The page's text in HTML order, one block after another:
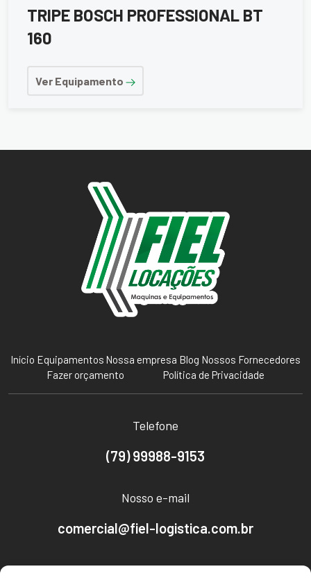
TRIPE BOSCH PROFESSIONAL BT
160
Ver Equipamento
Início Equipamentos Nossa empresa Blog Nossos Fornecedores
Fazer orçamento
Política de Privacidade
Telefone
(79) 99988-9153
Nosso e-mail
comercial@fiel-logistica.com.br
Nosso endereço